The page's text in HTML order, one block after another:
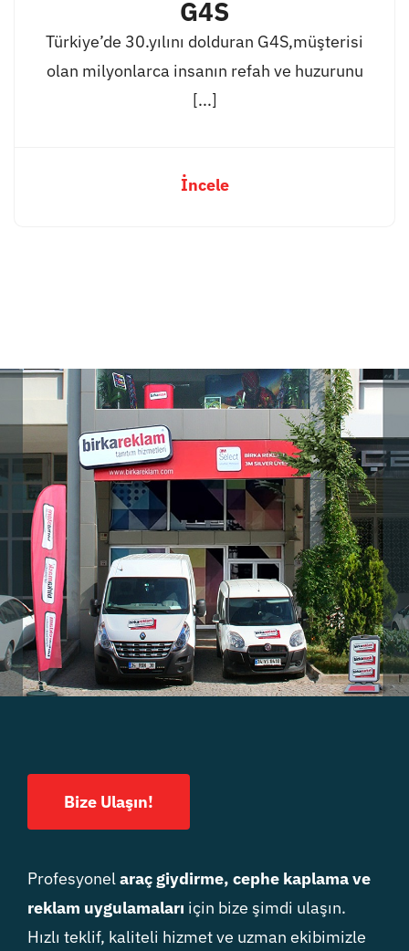
G4S
Türkiye’de 30.yılını dolduran G4S,müşterisi
olan milyonlarca insanın refah ve huzurunu
[...]
İncele
Bize Ulaşın!
Profesyonelaraç giydirme, cephe kaplama ve
reklam uygulamaları için bize şimdi ulaşın.
Hızlı teklif, kaliteli hizmet ve uzman ekibimizle